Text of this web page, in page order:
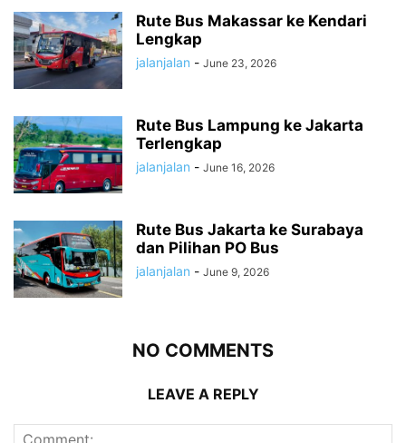
Rute Bus Makassar ke Kendari
Lengkap
jalanjalan - June 23, 2026
Rute Bus Lampung ke Jakarta
Terlengkap
jalanjalan - June 16, 2026
Rute Bus Jakarta ke Surabaya
dan Pilihan PO Bus
jalanjalan - June 9, 2026
NO COMMENTS
LEAVE A REPLY